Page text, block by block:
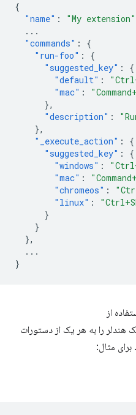
{
"name" : "My extension"
...
"commands" :
{
"run-foo" :
{
"suggested_key" :
{
"default" :
"mac" :
},
"description" :
},
"_execute_action" :
{
"suggested_key" :
{
"windows" :
"mac" :
"chromeos" :
"linux" :
}
}
},
...
}
از
هندلر را به هر یک از دستورات
مثال: